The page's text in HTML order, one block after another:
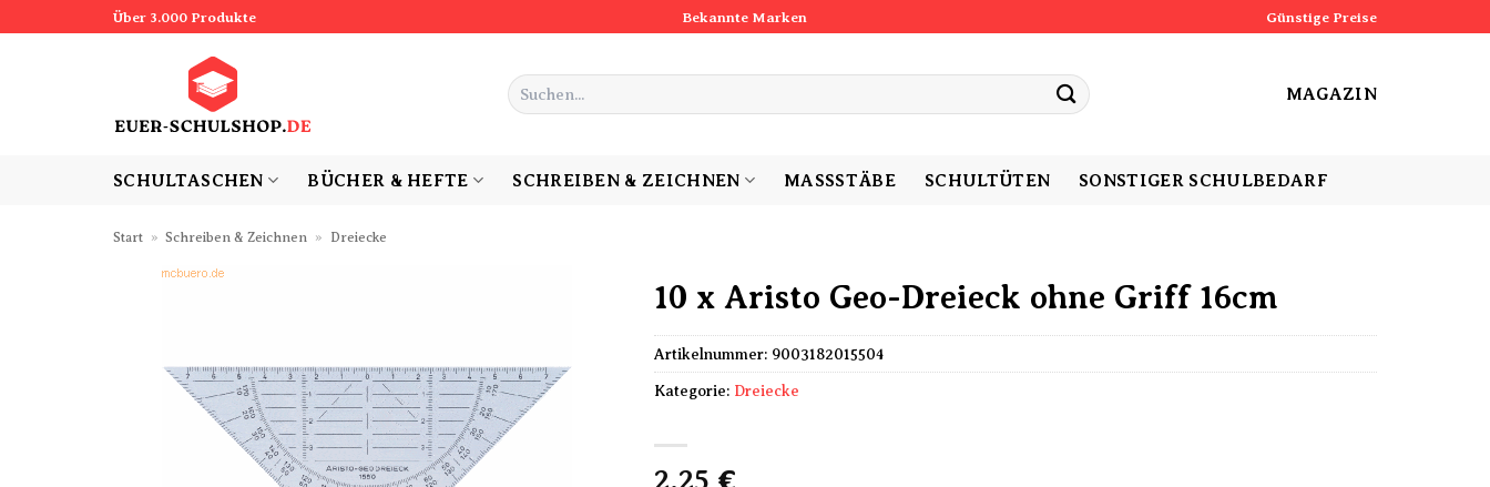
Über 3.000 Produkte Bekannte Marken Günstige Preise
Suchen
nach:
MAGAZIN
SCHULTASCHEN BÜCHER & HEFTE SCHREIBEN & ZEICHNEN MASSSTÄBE SCHULTÜTEN SONSTIGER SCHULBEDARF
Start » Schreiben & Zeichnen » Dreiecke
10 x Aristo Geo-Dreieck ohne Griff 16cm
Artikelnummer: 9003182015504
Kategorie: Dreiecke